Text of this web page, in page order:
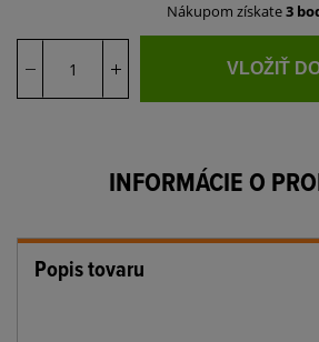
Nákupom získate3
VLOŽIŤ
INFORMÁCIE O
Popis tovaru